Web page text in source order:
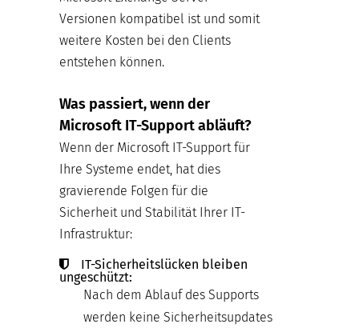
Versionen kompatibel ist und somit
weitere Kosten bei den Clients
entstehen können.
Was passiert, wenn der
Microsoft IT-Support abläuft?
Wenn der Microsoft IT-Support für
Ihre Systeme endet, hat dies
gravierende Folgen für die
Sicherheit und Stabilität Ihrer IT-
Infrastruktur:
IT-Sicherheitslücken bleiben
ungeschützt:
Nach dem Ablauf des Supports
werden keine Sicherheitsupdates